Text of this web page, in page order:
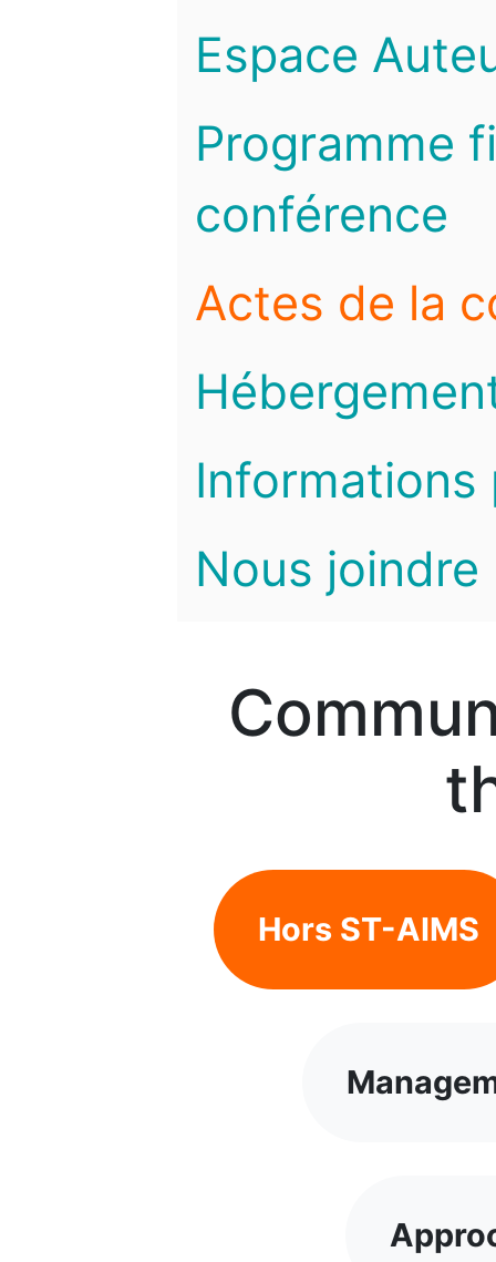
Espace
Programme
conférence
Actes de la
Informations
Nous joindre
Hors ST-AIMS